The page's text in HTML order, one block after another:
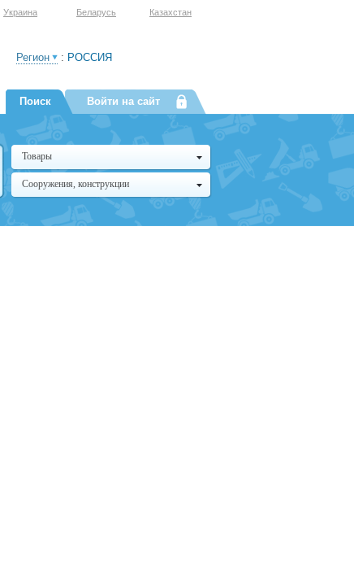
Украина Беларусь Казахстан
Регион : РОССИЯ
Поиск Войти на сайт
Товары
Сооружения, конструкции